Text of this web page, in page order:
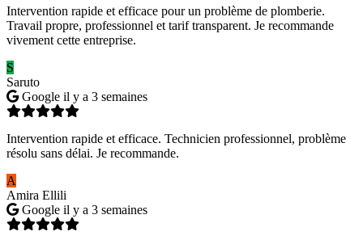
Intervention rapide et efficace pour un problème de plomberie.
Travail propre, professionnel et tarif transparent. Je recommande
vivement cette entreprise.
S
Saruto
Google il y a 3 semaines
Intervention rapide et efficace. Technicien professionnel, problème
résolu sans délai. Je recommande.
A
Amira Ellili
Google il y a 3 semaines